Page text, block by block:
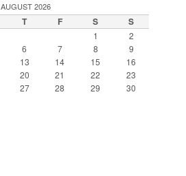
AUGUST 2026
T F S S
1
2
6 7 8
9
13 14 15
16
20 21 22
23
27 28 29
30